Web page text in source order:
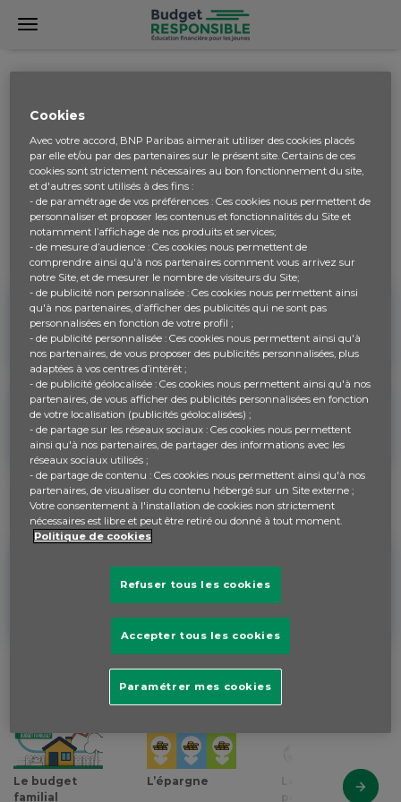
CHÈRES FAMILLES,
L'éducation économique et financière ne doit pas
s'arrêter aux portes de l'école. La maison est le premier
lieu d'apprentissage de nos citoyens en herbe c'est
pourquoi il est important d'échanger avec vos enfants
sur les rudiments de la gestion budgétaire !
CONNAÎTRE LE PROJET
VOIR LA VIDÉO DE PRÉSENTATION
PARTAGEZ VOUS LES QUESTIONS D’ARGENT EN FAMILLE ?
Découvrez-le grâce au test
DÉCOUVREZ LES CONTENUS PÉDAGOGIQUES DE VOS ENFANTS
Le budget
familial
L’épargne
Le budget
personnel et
Cookies
Avec votre accord, BNP Paribas aimerait utiliser des cookies placés
par elle et/ou par des partenaires sur le présent site. Certains de ces
cookies sont strictement nécessaires au bon fonctionnement du site,
et d'autres sont utilisés à des fins :
- de paramétrage de vos préférences : Ces cookies nous permettent de
personnaliser et proposer les contenus et fonctionnalités du Site et
notamment l’affichage de nos produits et services;
- de mesure d’audience : Ces cookies nous permettent de
comprendre ainsi qu'à nos partenaires comment vous arrivez sur
notre Site, et de mesurer le nombre de visiteurs du Site;
- de publicité non personnalisée : Ces cookies nous permettent ainsi
qu'à nos partenaires, d’afficher des publicités qui ne sont pas
personnalisées en fonction de votre profil ;
- de publicité personnalisée : Ces cookies nous permettent ainsi qu'à
nos partenaires, de vous proposer des publicités personnalisées, plus
adaptées à vos centres d’intérêt ;
- de publicité géolocalisée : Ces cookies nous permettent ainsi qu'à nos
partenaires, de vous afficher des publicités personnalisées en fonction
de votre localisation (publicités géolocalisées) ;
- de partage sur les réseaux sociaux : Ces cookies nous permettent
ainsi qu'à nos partenaires, de partager des informations avec les
réseaux sociaux utilisés ;
- de partage de contenu : Ces cookies nous permettent ainsi qu'à nos
partenaires, de visualiser du contenu hébergé sur un Site externe ;
Votre consentement à l'installation de cookies non strictement
nécessaires est libre et peut être retiré ou donné à tout moment.
Politique de cookies
Refuser tous les cookies
Accepter tous les cookies
Paramétrer mes cookies